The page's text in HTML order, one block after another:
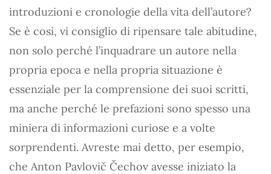
introduzioni e cronologie della vita dell’autore?
Se è così, vi consiglio di ripensare tale abitudine,
non solo perché l’inquadrare un autore nella
propria epoca e nella propria situazione è
essenziale per la comprensione dei suoi scritti,
ma anche perché le prefazioni sono spesso una
miniera di informazioni curiose e a volte
sorprendenti. Avreste mai detto, per esempio,
che Anton Pavlovič Čechov avesse iniziato la